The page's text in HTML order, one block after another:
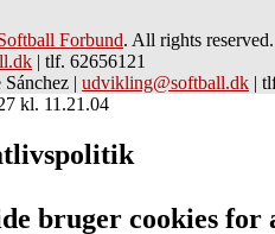
Forbund. All rights reserved.
| tlf. 62656121
| udvikling@softball.dk |
bruger cookies